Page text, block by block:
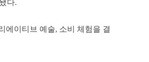
다.
에이티브 예술, 소비 체험을 결